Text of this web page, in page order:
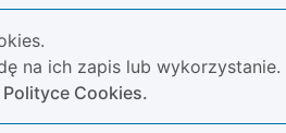
na ich zapis lub wykorzystanie.
Polityce Cookies.